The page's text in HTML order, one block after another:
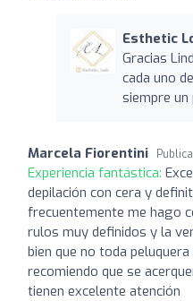
Esthetic
Gracias
cada uno
siempre
Marcela Fiorentini
Experiencia fantástica:
depilación con cera y
frecuentemente me hago
rulos muy definidos y la
bien que no toda
recomiendo que se
tienen excelente atención